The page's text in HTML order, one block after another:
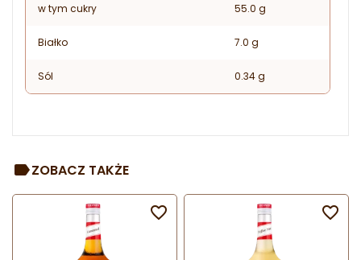
w tym cukry 55.0 g
Białko 7.0 g
Sól 0.34 g
ZOBACZ TAKŻE
 